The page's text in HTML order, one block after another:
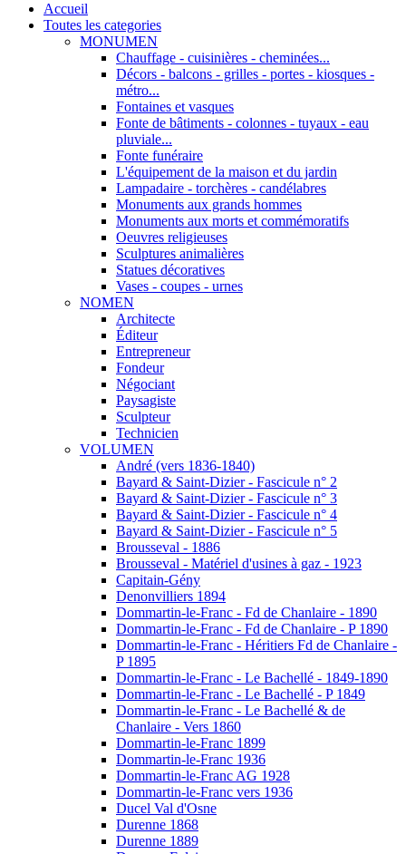
Accueil
Toutes les categories
MONUMEN
Chauffage - cuisinières - cheminées...
Décors - balcons - grilles - portes - kiosques -
métro...
Fontaines et vasques
Fonte de bâtiments - colonnes - tuyaux - eau
pluviale...
Fonte funéraire
L'équipement de la maison et du jardin
Lampadaire - torchères - candélabres
Monuments aux grands hommes
Monuments aux morts et commémoratifs
Oeuvres religieuses
Sculptures animalières
Statues décoratives
Vases - coupes - urnes
NOMEN
Architecte
Éditeur
Entrepreneur
Fondeur
Négociant
Paysagiste
Sculpteur
Technicien
VOLUMEN
André (vers 1836-1840)
Bayard & Saint-Dizier - Fascicule n° 2
Bayard & Saint-Dizier - Fascicule n° 3
Bayard & Saint-Dizier - Fascicule n° 4
Bayard & Saint-Dizier - Fascicule n° 5
Brousseval - 1886
Brousseval - Matériel d'usines à gaz - 1923
Capitain-Gény
Denonvilliers 1894
Dommartin-le-Franc - Fd de Chanlaire - 1890
Dommartin-le-Franc - Fd de Chanlaire - P 1890
Dommartin-le-Franc - Héritiers Fd de Chanlaire -
P 1895
Dommartin-le-Franc - Le Bachellé - 1849-1890
Dommartin-le-Franc - Le Bachellé - P 1849
Dommartin-le-Franc - Le Bachellé & de
Chanlaire - Vers 1860
Dommartin-le-Franc 1899
Dommartin-le-Franc 1936
Dommartin-le-Franc AG 1928
Dommartin-le-Franc vers 1936
Ducel Val d'Osne
Durenne 1868
Durenne 1889